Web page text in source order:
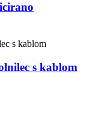
s kablom